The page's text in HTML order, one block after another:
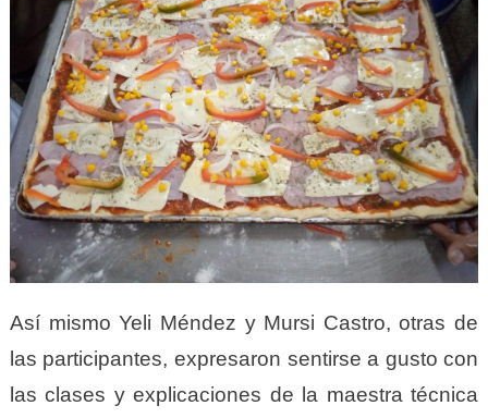
Así mismo Yeli Méndez y Mursi Castro, otras de
las participantes, expresaron sentirse a gusto con
las clases y explicaciones de la maestra técnica